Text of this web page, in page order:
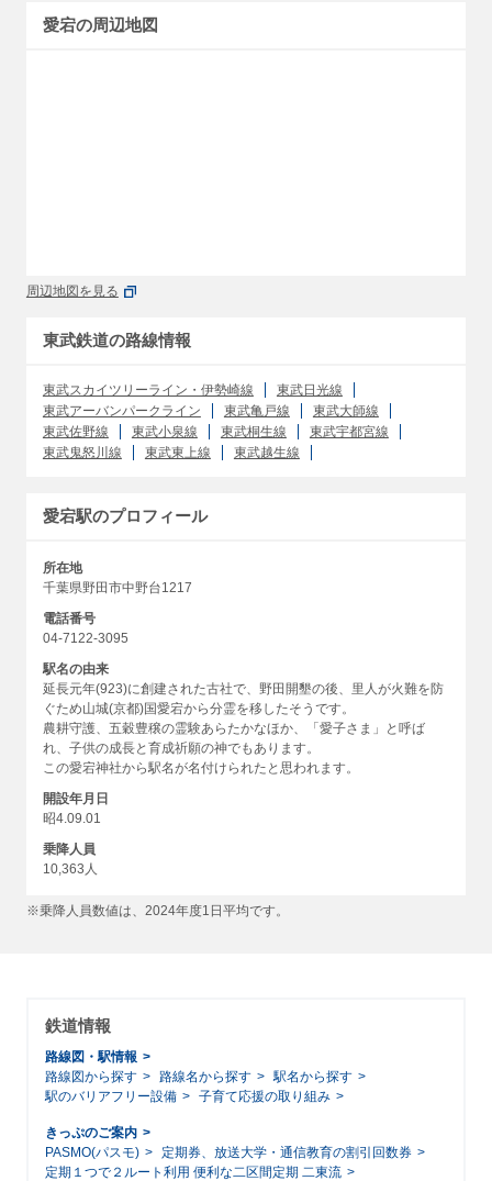
愛宕の周辺地図
周辺地図を見る
東武鉄道の路線情報
東武スカイツリーライン・伊勢崎線
東武日光線
東武アーバンパークライン
東武亀戸線
東武大師線
東武佐野線
東武小泉線 東武桐生線
東武宇都宮線
東武鬼怒川線
東武東上線 東武越生線
愛宕駅のプロフィール
所在地
千葉県野田市中野台1217
電話番号
04-7122-3095
駅名の由来
延長元年(923)に創建された古社で、野田開墾の後、里人が火難を防
ぐため山城(京都)国愛宕から分霊を移したそうです。
農耕守護、五穀豊穣の霊験あらたかなほか、「愛子さま」と呼ば
れ、子供の成長と育成祈願の神でもあります。
この愛宕神社から駅名が名付けられたと思われます。
開設年月日
昭4.09.01
乗降人員
10,363人
※乗降人員数値は、2024年度1日平均です。
鉄道情報
路線図・駅情報
路線図から探す
路線名から探す
駅名から探す
駅のバリアフリー設備
子育て応援の取り組み
きっぷのご案内
PASMO(パスモ)
定期券、放送大学・通信教育の割引回数券
定期１つで２ルート利用 便利な二区間定期 二東流